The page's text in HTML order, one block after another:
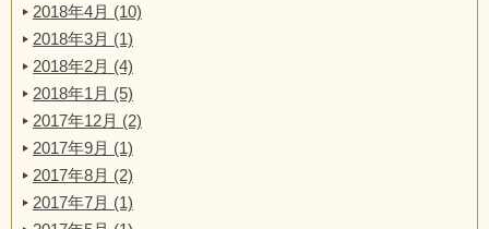
2018年4月 (10)
2018年3月 (1)
2018年2月 (4)
2018年1月 (5)
2017年12月 (2)
2017年9月 (1)
2017年8月 (2)
2017年7月 (1)